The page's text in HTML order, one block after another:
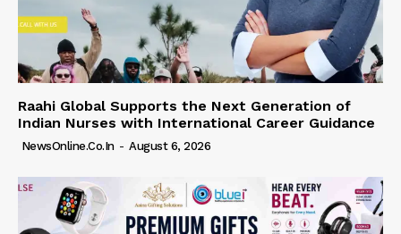
Raahi Global Supports the Next Generation of
Indian Nurses with International Career Guidance
NewsOnline.co.in - August 6, 2026